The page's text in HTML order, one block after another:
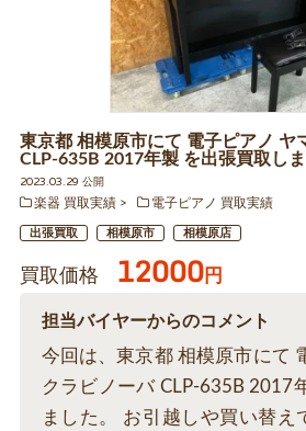
東京都 相模原市にて 電子ピアノ ヤ
CLP-635B 2017年製 を出張買取し
2023.03.29 公開
楽器 買取実績
電子ピアノ 買取実績
出張買取 相模原市 相模原店
買取価格 12000円
担当バイヤーからのコメント
今回は、東京都 相模原市にて
クラビノーバ CLP-635B 2017
ました。 お引越しや買い替え